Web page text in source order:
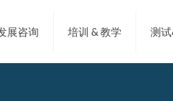
展咨询 培训 & 教学 测